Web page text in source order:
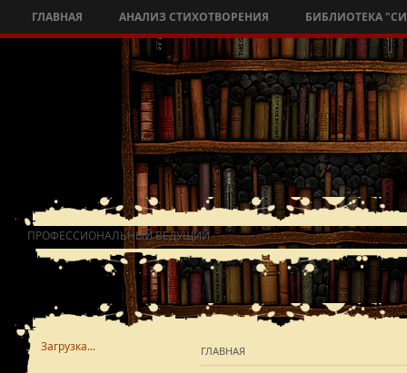
ГЛАВНАЯ АНАЛИЗ СТИХОТВОРЕНИЯ БИБЛИОТЕКА
ПРОФЕССИОНАЛЬНЫЙ ВЕДУЩИЙ
ГЛАВНАЯ
Загрузка...